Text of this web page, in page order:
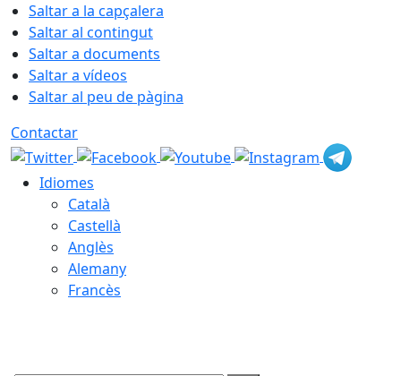
Saltar a la capçalera
Saltar al contingut
Saltar a documents
Saltar a vídeos
Saltar al peu de pàgina
Contactar
Idiomes
Català
Castellà
Anglès
Alemany
Francès